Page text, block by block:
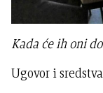
Kada će ih oni
Ugovor i